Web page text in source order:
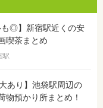
も◎】新宿駅近くの安
喫茶まとめ
駅
あり】池袋駅周辺の
物預かり所まとめ！